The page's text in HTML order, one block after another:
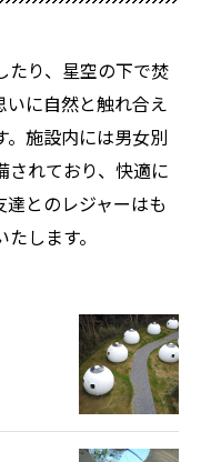
たり、星空の下で焚
いに自然と触れ合え
。施設内には男女別
されており、快適に
とのレジャーはも
します。